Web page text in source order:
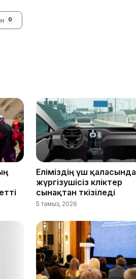
0
Еліміздің үш қаласында
жүргізушісіз көліктер
сынақтан өткізіледі
5 тамыз, 2026